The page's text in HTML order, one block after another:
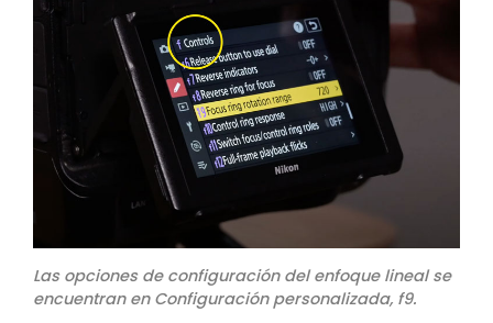
Las opciones de configuración del enfoque lineal se
encuentran en Configuración personalizada, f9.